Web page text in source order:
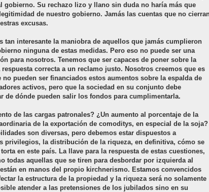
gobierno. Su rechazo lizo y llano sin duda no haría más que
de nuestro gobierno. Jamás las cuentas que no
excusas.
tan interesante la maniobra de aquellos que jamás cumplieron
ninguna de estas medidas. Pero eso no puede ser una
para nosotros. Tenemos que ser capaces de poner sobre la
respuesta correcta a un reclamo justo. Nosotros creemos que es
no pueden ser financiados estos aumentos sobre la espalda de
activos, pero que la sociedad en su conjunto debe
de dónde pueden salir los fondos para cumplimentarla.
de las cargas patronales? ¿Un aumento al porcentaje de la
de la exportación de comoditys, en especial de la soja?
son diversas, pero debemos estar dispuestos a
privilegios, la distribución de la riqueza, en definitiva, cómo se
en este país. La llave para la respuesta de estas cuestiones,
todas aquellas que se tiren para desbordar por izquierda al
en manos del propio kirchnerismo. Estamos convencidos
la estructura de la propiedad y la riqueza será no solamente
atender a las pretensiones de los jubilados sino en su